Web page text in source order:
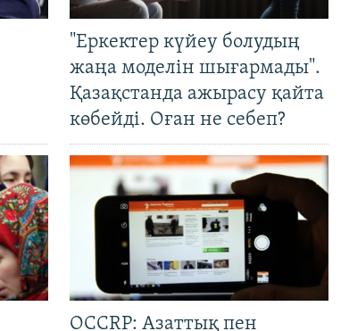
"Еркектер күйеу болудың
жаңа моделін шығармады".
Қазақстанда ажырасу қайта
көбейді. Оған не себеп?
OCCRP: Азаттық пен